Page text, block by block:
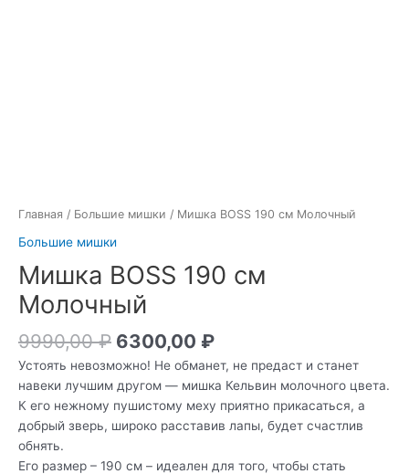
Главная / Большие мишки / Мишка BOSS 190 см Молочный
Большие мишки
Мишка BOSS 190 см
Молочный
9990,00₽ 6300,00 ₽
Устоять невозможно! Не обманет, не предаст и станет
навеки лучшим другом — мишка Кельвин молочного цвета.
К его нежному пушистому меху приятно прикасаться, а
добрый зверь, широко расставив лапы, будет счастлив
обнять.
Его размер – 190 см – идеален для того, чтобы стать